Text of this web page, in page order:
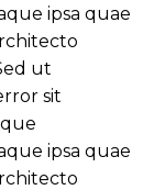
ipsa quae
ut
sit
ipsa quae